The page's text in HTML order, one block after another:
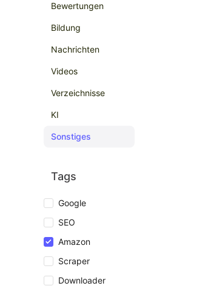
Bewertungen
Bildung
Nachrichten
Videos
Verzeichnisse
KI
Sonstiges
Tags
Google
SEO
Amazon
Scraper
Downloader